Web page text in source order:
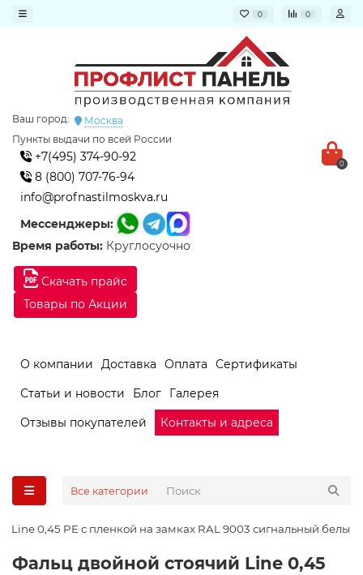
0 0
Скачать прайс
Товары по Акции
Ваш город:
Москва
Пункты выдачи по всей России
+7(495) 374-90-92
8 (800) 707-76-94
info@profnastilmoskva.ru
Мессенджеры:
Время работы: Круглосуочно
0
О компании Доставка Оплата
Сертификаты
Статьи и новости
Блог
Галерея
Отзывы покупателей
Контакты и адреса
Все категории
Line 0,45 PE с пленкой на замках RAL 9003 сигнальный белый.
Фальц двойной стоячий Line 0,45